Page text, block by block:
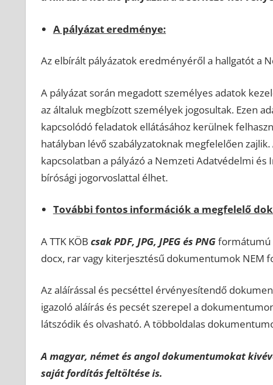
A pályázat eredménye:
Az elbírált pályázatok eredményéről a hallgatót a
A pályázat során megadott személyes adatok
az általuk megbízott személyek jogosultak. Ezen
kapcsolódó feladatok ellátásához kerülnek
hatályban lévő szabályzatoknak megfelelően
kapcsolatban a pályázó a Nemzeti Adatvédelmi
bírósági jogorvoslattal élhet.
További fontos információk a megfelelő
A TTK KÖB csak PDF, JPG, JPEG és PNGformátumú
docx, rar vagy kiterjesztésű dokumentumok NEM
Az aláírással és pecséttel érvényesítendő
igazoló aláírás és pecsét szerepel a
látszódik és olvasható. A többoldalas
A magyar, német és angol dokumentumokat
saját fordítás feltöltése is.